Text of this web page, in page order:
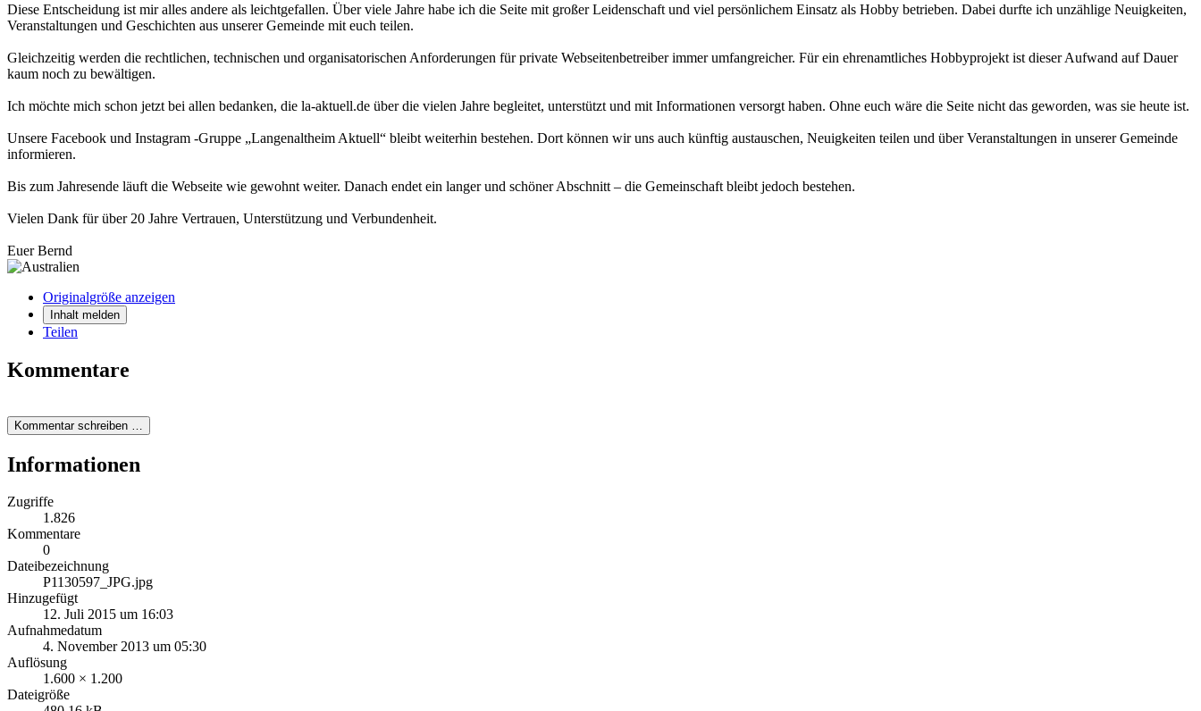
Diese Entscheidung ist mir alles andere als leichtgefallen. Über viele Jahre habe ich die Seite mit großer Leidenschaft und viel persönlichem Einsatz als Hobby betrieben. Dabei durfte ich unzählige Neuigkeiten,
Veranstaltungen und Geschichten aus unserer Gemeinde mit euch teilen.
Gleichzeitig werden die rechtlichen, technischen und organisatorischen Anforderungen für private Webseitenbetreiber immer umfangreicher. Für ein ehrenamtliches Hobbyprojekt ist dieser Aufwand auf Dauer
kaum noch zu bewältigen.
Ich möchte mich schon jetzt bei allen bedanken, die la-aktuell.de über die vielen Jahre begleitet, unterstützt und mit Informationen versorgt haben. Ohne euch wäre die Seite nicht das geworden, was sie heute ist.
Unsere Facebook und Instagram -Gruppe „Langenaltheim Aktuell“ bleibt weiterhin bestehen. Dort können wir uns auch künftig austauschen, Neuigkeiten teilen und über Veranstaltungen in unserer Gemeinde
informieren.
Bis zum Jahresende läuft die Webseite wie gewohnt weiter. Danach endet ein langer und schöner Abschnitt – die Gemeinschaft bleibt jedoch bestehen.
Vielen Dank für über 20 Jahre Vertrauen, Unterstützung und Verbundenheit.
Euer Bernd
Originalgröße anzeigen
Inhalt melden
Teilen
Kommentare
Kommentar schreiben …
Informationen
Zugriffe
1.826
Kommentare
0
Dateibezeichnung
P1130597_JPG.jpg
Hinzugefügt
12. Juli 2015 um 16:03
Aufnahmedatum
4. November 2013 um 05:30
Auflösung
1.600 × 1.200
Dateigröße